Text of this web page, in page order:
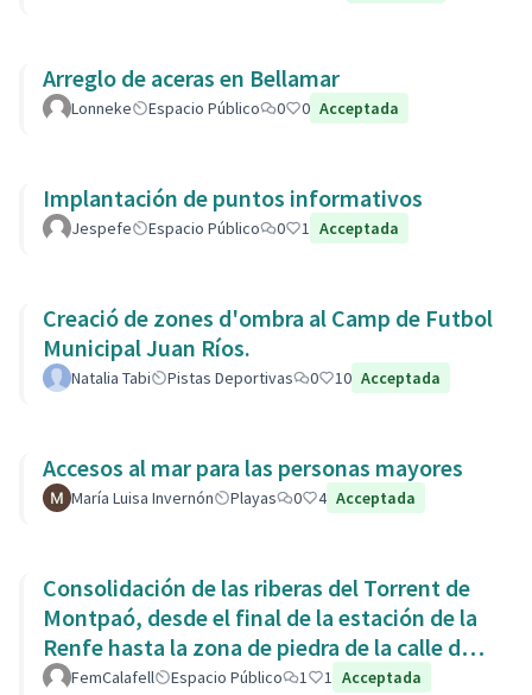
Arreglo de aceras en Bellamar
Lonneke Espacio Público 0 0 Acceptada
Implantación de puntos informativos
Jespefe Espacio Público 0 1 Acceptada
Creació de zones d'ombra al Camp de Futbol
Municipal Juan Ríos.
Natalia Tabi Pistas Deportivas 0 10 Acceptada
Accesos al mar para las personas mayores
María Luisa Invernón Playas 0 4 Acceptada
Consolidación de las riberas del Torrent de
Montpaó, desde el final de la estación de la
Renfe hasta la zona de piedra de la calle de
L’Estany.
FemCalafell Espacio Público 1 1 Acceptada